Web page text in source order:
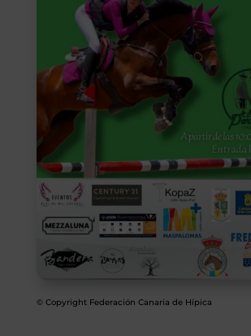
SEGUROS
CALENDARIO
ACTUALIDAD
Gran Canaria
© Copyright Federación Canaria de Hípica